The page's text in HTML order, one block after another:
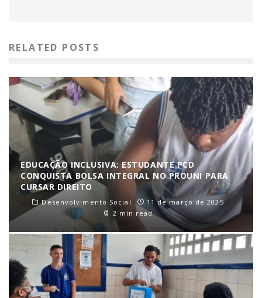
RELATED POSTS
EDUCAÇÃO INCLUSIVA: ESTUDANTE PCD
CONQUISTA BOLSA INTEGRAL NO PROUNI PARA
CURSAR DIREITO
Desenvolvimento Social
11 de março de 2025
2 min read